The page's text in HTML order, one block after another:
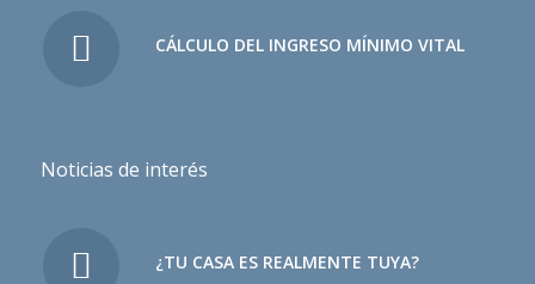
CÁLCULO DEL INGRESO MÍNIMO VITAL
Noticias de interés
¿TU CASA ES REALMENTE TUYA?